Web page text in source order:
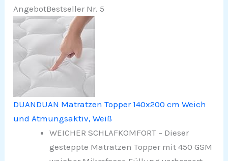
AngebotBestseller Nr. 5
DUANDUAN Matratzen Topper 140x200 cm Weich
und Atmungsaktiv, Weiß
WEICHER SCHLAFKOMFORT – Dieser
gesteppte Matratzen Topper mit 450 GSM